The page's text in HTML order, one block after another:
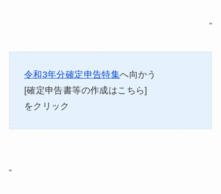
”
令和3年分確定申告特集へ向かう
[確定申告書等の作成はこちら]
をクリック
“